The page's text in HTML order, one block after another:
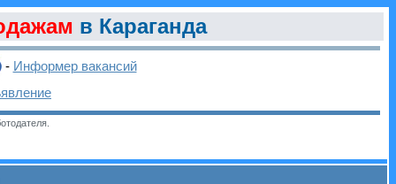
в Караганда
- Информер вакансий